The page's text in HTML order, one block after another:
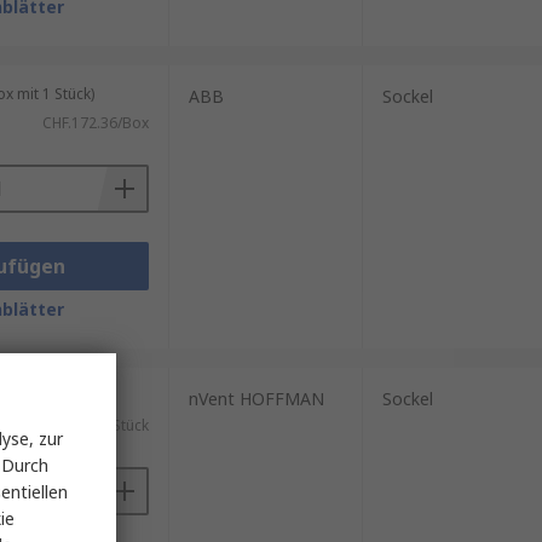
mit 1 Stück)
CHF.172.36/Box
ABB Sockel
CHF.115.80/Stück
nVent HOFFMAN Sockel
zur